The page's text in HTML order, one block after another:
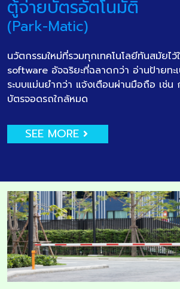
ตู้จ่ายบัตรอัตโนมัติ
(Park-Matic)
นวัตกรรมใหม่ที่รวมทุกเทคโนโลยีทันสมัยไ
software อัจฉริยะที่ฉลาดกว่า อ่านป้ายทะ
ระบบแม่นยำกว่า แจ้งเตือนผ่านมือถือ เช่น
บัตรจอดรถใกล้หมด
SEE MORE